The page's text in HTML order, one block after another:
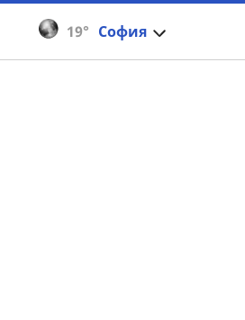
19° София